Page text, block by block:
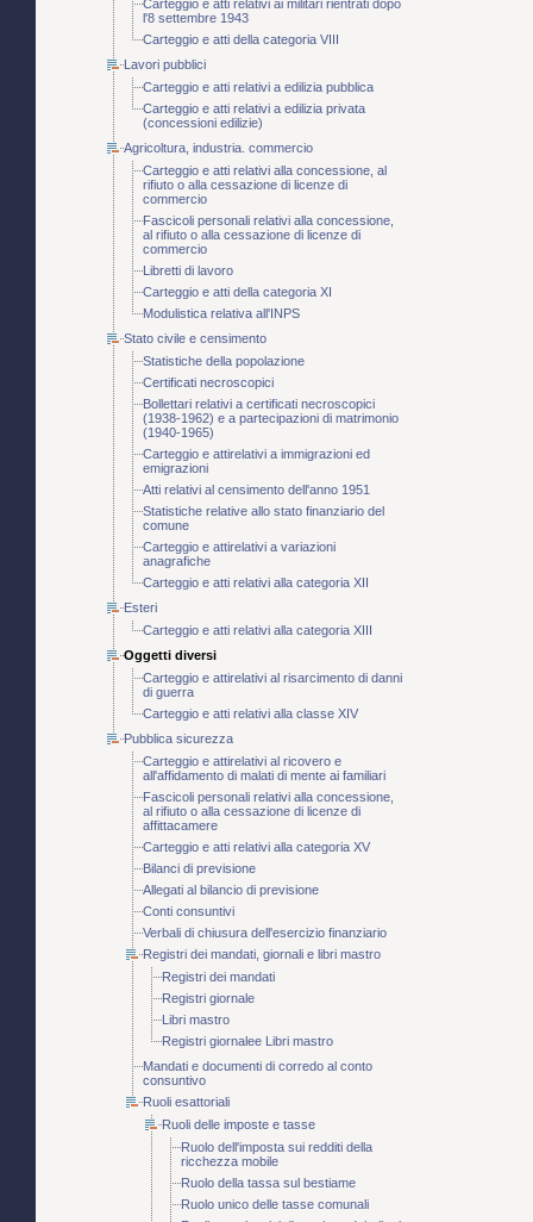
Carteggio e atti relativi ai militari rientrati dopo
l'8 settembre 1943
Carteggio e atti della categoria VIII
Lavori pubblici
Carteggio e atti relativi a edilizia pubblica
Carteggio e atti relativi a edilizia privata
(concessioni edilizie)
Agricoltura, industria. commercio
Carteggio e atti relativi alla concessione, al
rifiuto o alla cessazione di licenze di
commercio
Fascicoli personali relativi alla concessione,
al rifiuto o alla cessazione di licenze di
commercio
Libretti di lavoro
Carteggio e atti della categoria XI
Modulistica relativa all'INPS
Stato civile e censimento
Statistiche della popolazione
Certificati necroscopici
Bollettari relativi a certificati necroscopici
(1938-1962) e a partecipazioni di matrimonio
(1940-1965)
Carteggio e attirelativi a immigrazioni ed
emigrazioni
Atti relativi al censimento dell'anno 1951
Statistiche relative allo stato finanziario del
comune
Carteggio e attirelativi a variazioni
anagrafiche
Carteggio e atti relativi alla categoria XII
Esteri
Carteggio e atti relativi alla categoria XIII
Oggetti diversi
Carteggio e attirelativi al risarcimento di danni
di guerra
Carteggio e atti relativi alla classe XIV
Pubblica sicurezza
Carteggio e attirelativi al ricovero e
all'affidamento di malati di mente ai familiari
Fascicoli personali relativi alla concessione,
al rifiuto o alla cessazione di licenze di
affittacamere
Carteggio e atti relativi alla categoria XV
Bilanci di previsione
Allegati al bilancio di previsione
Conti consuntivi
Verbali di chiusura dell'esercizio finanziario
Registri dei mandati, giornali e libri mastro
Registri dei mandati
Registri giornale
Libri mastro
Registri giornalee Libri mastro
Mandati e documenti di corredo al conto
consuntivo
Ruoli esattoriali
Ruoli delle imposte e tasse
Ruolo dell'imposta sui redditi della
ricchezza mobile
Ruolo della tassa sul bestiame
Ruolo unico delle tasse comunali